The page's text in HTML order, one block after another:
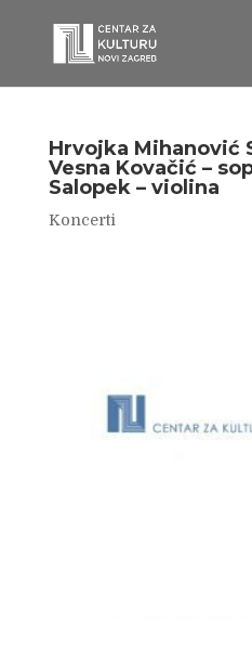
Hrvojka Mihanović
Vesna Kovačić –
Salopek – violina
Koncerti